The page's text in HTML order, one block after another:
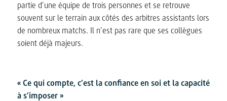
partie d’une équipe de trois personnes et se retrouve
souvent sur le terrain aux côtés des arbitres assistants lors
de nombreux matchs. Il n’est pas rare que ses collègues
soient déjà majeurs.
« Ce qui compte, c’est la confiance en soi et la capacité
à s’imposer »